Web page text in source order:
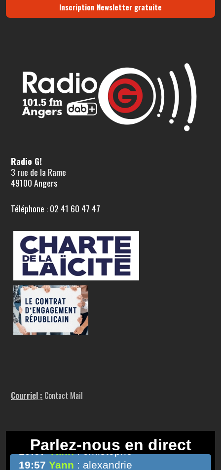
Inscription Newsletter gratuite
Radio G!
3 rue de la Rame
49100 Angers
Téléphone : 02 41 60 47 47
Courriel : Contact Mail